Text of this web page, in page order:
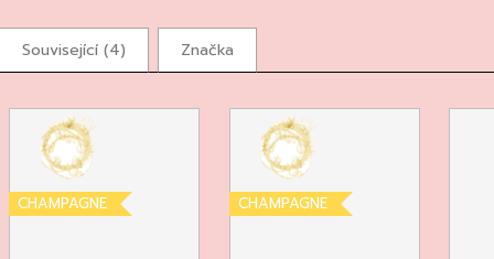
Související (4) Značka
CHAMPAGNE CHAMPAGNE